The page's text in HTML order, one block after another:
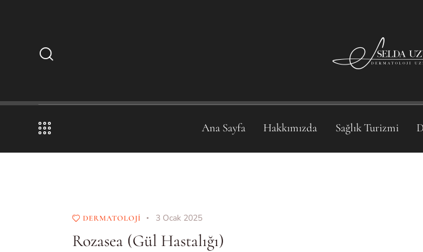
Ana Sayfa Hakkımızda Sağlık Turizmi
DERMATOLOJI 3 Ocak 2025
Rozasea (Gül Hastalığı)